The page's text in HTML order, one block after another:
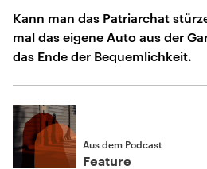
Kann man das Patriarchat
mal das eigene Auto aus der
das Ende der Bequemlichkeit.
Aus dem Podcast
Feature